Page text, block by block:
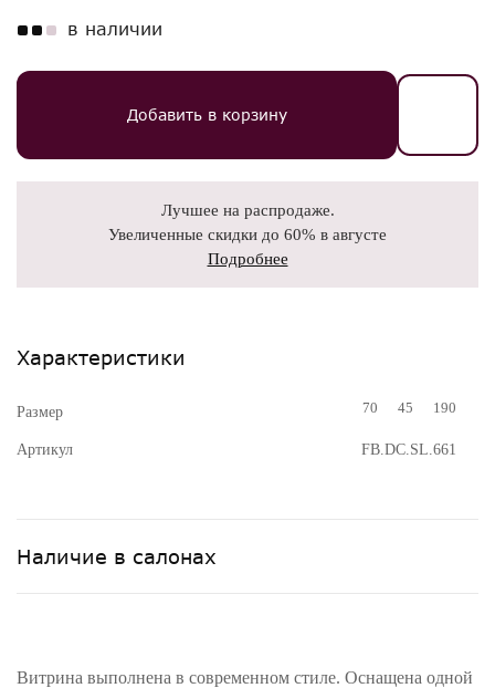
в наличии
Добавить в корзину
Лучшее на распродаже.
Увеличенные скидки до 60% в августе
Подробнее
Характеристики
Размер 70 45 190
Артикул FB.DC.SL.661
Наличие в салонах
Витрина выполнена в современном стиле. Оснащена одной